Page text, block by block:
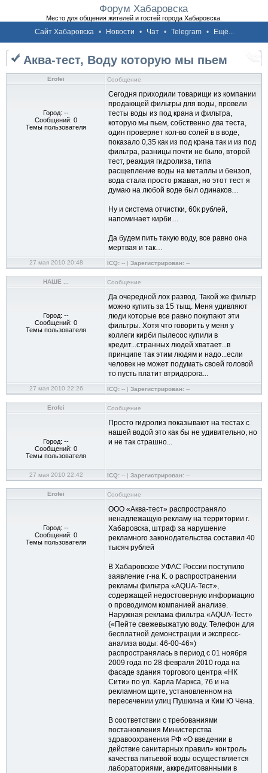
Форум Хабаровска
Место для общения жителей и гостей города Хабаровска.
Сайт Хабаровска • Новости • Чат • Telegram • Ещё...
Аква-тест, Воду которую мы пьем
Erofei Сообщение
Город: --
Сообщений: 0
Темы пользователя
Сегодня приходили товарищи из компании
продающей фильтры для воды, провели
тесты воды из под крана и фильтра,
которую мы пьем, собственно два теста,
один проверяет кол-во солей в в воде,
показало 0,35 как из под крана так и из под
фильтра, разницы почти не было, второй
тест, реакция гидролиза, типа
расщепление воды на металлы и бензол,
вода стала просто ржавая, но этот тест я
думаю на любой воде был одинаков…
Ну и система отчистки, 60к рублей,
напоминает кирби…
Да будем пить такую воду, все равно она
мертвая и так…
27 мая 2010 20:48 ICQ: -- | Зарегистрирован: --
НАШЕ ... Сообщение
Город: --
Сообщений: 0
Темы пользователя
Да очередной лох развод. Такой же фильтр
можно купить за 15 тыщ. Меня удивляют
люди которые все равно покупают эти
фильтры. Хотя что говорить у меня у
коллеги кирби пылесос купили в
кредит...странных людей хватает...в
принципе так этим людям и надо...если
человек не может подумать своей головой
то пусть платит втридорога...
27 мая 2010 22:26 ICQ: -- | Зарегистрирован: --
Erofei Сообщение
Город: --
Сообщений: 0
Темы пользователя
Просто гидролиз показывают на тестах с
нашей водой это как бы не удивительно, но
и не так страшно...
27 мая 2010 22:42 ICQ: -- | Зарегистрирован: --
Erofei Сообщение
Город: --
Сообщений: 0
Темы пользователя
ООО «Аква-тест» распространяло
ненадлежащую рекламу на территории г.
Хабаровска, штраф за нарушение
рекламного законодательства составил 40
тысяч рублей
В Хабаровское УФАС России поступило
заявление г-на К. о распространении
рекламы фильтра «AQUA-Тест»,
содержащей недостоверную информацию
о проводимом компанией анализе.
Наружная реклама фильтра «AQUA-Тест»
(«Пейте свежевыжатую воду. Телефон для
бесплатной демонстрации и экспресс-
анализа воды: 46-00-46»)
распространялась в период с 01 ноября
2009 года по 28 февраля 2010 года на
фасаде здания торгового центра «НК
Сити» по ул. Карла Маркса, 76 и на
рекламном щите, установленном на
пересечении улиц Пушкина и Ким Ю Чена.
В соответствии с требованиями
постановления Министерства
здравоохранения РФ «О введении в
действие санитарных правил» контроль
качества питьевой воды осуществляется
лабораториями, аккредитованными в